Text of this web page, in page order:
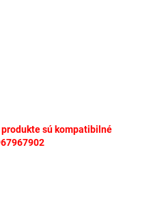
sú kompatibilné